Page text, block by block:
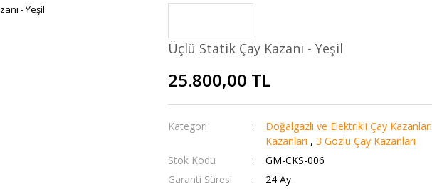
Üçlü Statik Çay Kazanı - Yeşil
25.800,00 TL
Kategori Doğalgazlı ve Elektrikli Çay Kazanları
Kazanları , 3 Gözlü Çay Kazanları
Stok Kodu
GM-CKS-006
Garanti Süresi
24 Ay